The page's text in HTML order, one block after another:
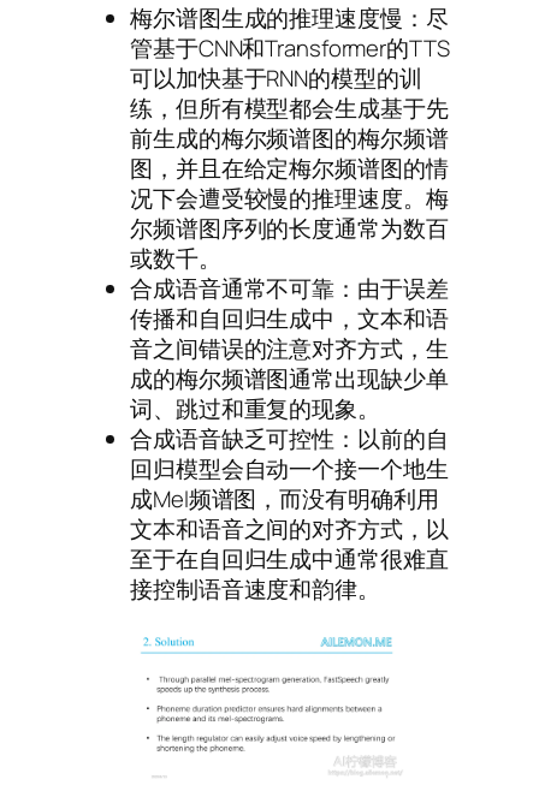
梅尔谱图生成的推理速度慢：尽
管基于CNN和Transformer的TTS
可以加快基于RNN的模型的训
练，但所有模型都会生成基于先
前生成的梅尔频谱图的梅尔频谱
图，并且在给定梅尔频谱图的情
况下会遭受较慢的推理速度。梅
尔频谱图序列的长度通常为数百
或数千。
合成语音通常不可靠：由于误差
传播和自回归生成中，文本和语
音之间错误的注意对齐方式，生
成的梅尔频谱图通常出现缺少单
词、跳过和重复的现象。
合成语音缺乏可控性：以前的自
回归模型会自动一个接一个地生
成Mel频谱图，而没有明确利用
文本和语音之间的对齐方式，以
至于在自回归生成中通常很难直
接控制语音速度和韵律。